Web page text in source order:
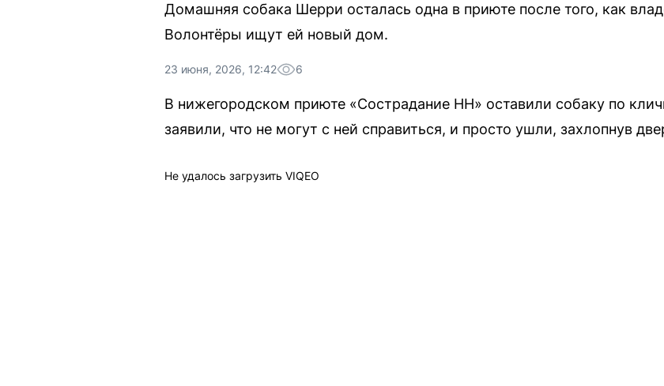
Домашняя собака Шерри осталась одна в приюте после того, как
Волонтёры ищут ей новый дом.
23 июня, 2026, 12:42 6
В нижегородском приюте «Сострадание НН» оставили собаку по
заявили, что не могут с ней справиться, и просто ушли, захлопнув
Не удалось загрузить VIQEO